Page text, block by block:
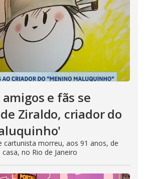
e fãs se
Ziraldo, criador do
cartunista morreu, aos 91 anos, de
no Rio de Janeiro